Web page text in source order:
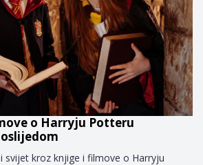
o Harryju Potteru
svijet kroz knjige i filmove o Harryju